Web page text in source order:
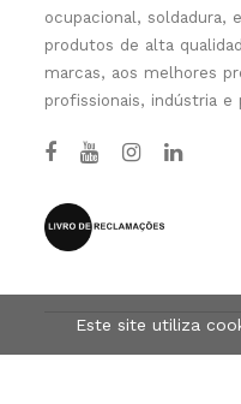
ocupacional, soldadura,
produtos de alta
marcas, aos melhores
profissionais, indústria e
Este site utiliza